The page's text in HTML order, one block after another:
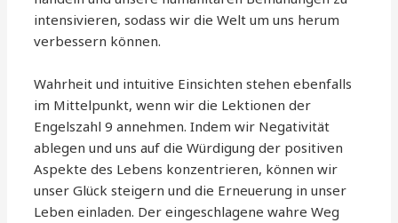
intensivieren, sodass wir die Welt um uns herum
verbessern können.
Wahrheit und intuitive Einsichten stehen ebenfalls
im Mittelpunkt, wenn wir die Lektionen der
Engelszahl 9 annehmen. Indem wir Negativität
ablegen und uns auf die Würdigung der positiven
Aspekte des Lebens konzentrieren, können wir
unser Glück steigern und die Erneuerung in unser
Leben einladen. Der eingeschlagene wahre Weg